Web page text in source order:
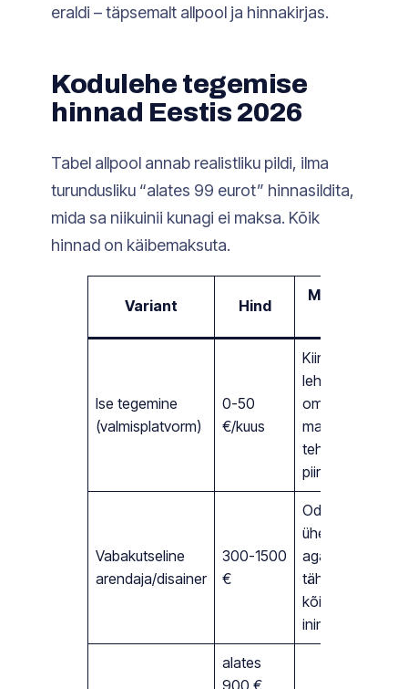
eraldi – täpsemalt allpool ja hinnakirjas.
Kodulehe tegemise
hinnad Eestis 2026
Tabel allpool annab realistliku pildi, ilma
turundusliku “alates 99 eurot” hinnasildita,
mida sa niikuinii kunagi ei maksa. Kõik
hinnad on käibemaksuta.
Variant Hind
Mida päriselt
Ise tegemine
(valmisplatvorm)
0-50
€/kuus
Kiire algus, aga
leht pole sinu
oma, disain on
mallipõhine ja
tehniline SEO
piiratud
Vabakutseline
arendaja/disainer
300-1500
€
Odavam
ühekordne hind,
aga kvaliteet,
tähtajad ja tugi
kõiguvad
inimeseti
alates
900 €